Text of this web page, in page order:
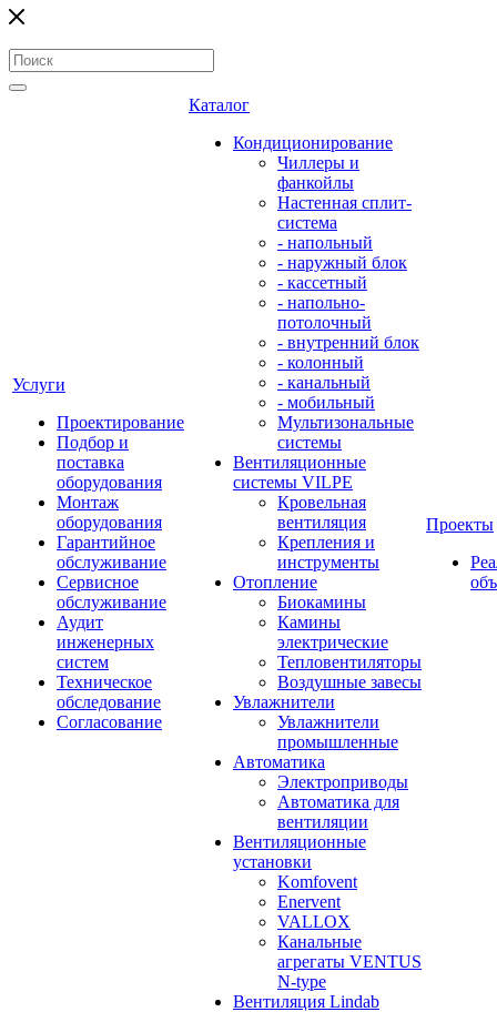
Услуги
Проектирование
Подбор и
поставка
оборудования
Монтаж
оборудования
Гарантийное
обслуживание
Сервисное
обслуживание
Аудит
инженерных
систем
Техническое
обследование
Согласование
Каталог
Кондиционирование
Чиллеры и
фанкойлы
Настенная сплит-
система
- напольный
- наружный блок
- кассетный
- напольно-
потолочный
- внутренний блок
- колонный
- канальный
- мобильный
Мультизональные
системы
Вентиляционные
системы VILPE
Кровельная
вентиляция
Крепления и
инструменты
Отопление
Биокамины
Камины
электрические
Тепловентиляторы
Воздушные завесы
Увлажнители
Увлажнители
промышленные
Автоматика
Электроприводы
Автоматика для
вентиляции
Вентиляционные
установки
Komfovent
Enervent
VALLOX
Канальные
агрегаты VENTUS
N-type
Вентиляция Lindab
Проекты